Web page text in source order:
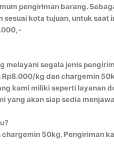
pengiriman barang.
kota tujuan, untuk
segala jenis
kg dan chargemin
kami miliki seperti layanan
akan siap sedia
50kg. Pengiriman